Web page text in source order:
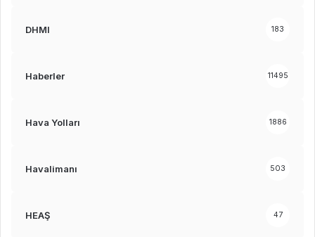
DHMI 183
Haberler 11495
Hava Yolları 1886
Havalimanı 503
HEAŞ 47